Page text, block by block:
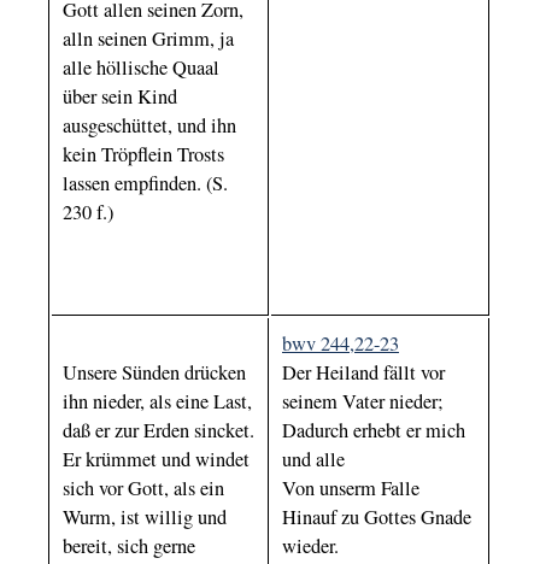
Gott allen seinen Zorn,
alln seinen Grimm, ja
alle höllische Quaal
über sein Kind
ausgeschüttet, und ihn
kein Tröpflein Trosts
lassen empfinden. (S.
230 f.)
Unsere Sünden drücken
ihn nieder, als eine Last,
daß er zur Erden sincket.
Er krümmet und windet
sich vor Gott, als ein
Wurm, ist willig und
bereit, sich gerne
bwv 244,22-23
Der Heiland fällt vor
seinem Vater nieder;
Dadurch erhebt er mich
und alle
Von unserm Falle
Hinauf zu Gottes Gnade
wieder.